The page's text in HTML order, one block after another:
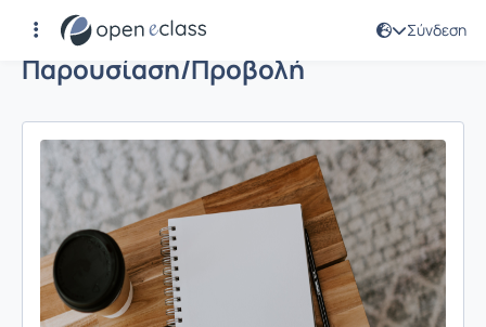
Σύνδεση
Παρουσίαση/Προβολή